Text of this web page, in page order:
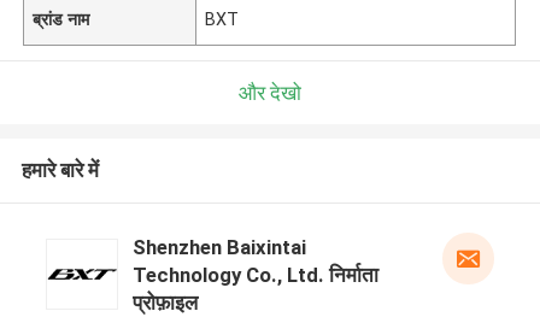
ब्रांड नाम BXT
और देखो
हमारे बारे में
Shenzhen Baixintai
Technology Co., Ltd. निर्माता
प्रोफ़ाइल